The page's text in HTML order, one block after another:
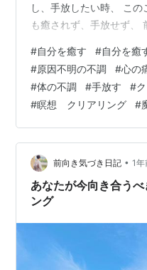
し、手放したい時、 こ
も癒されず、手放せず、
(^^) ・ 体調が悪くて、
いこと、整えることをや
うに元気にならない・・
ら、 まずは「ごめんね」
でも、 自分が人に傷つ
のか、傷ついた…
#自分を癒す #自分を癒
#原因不明の不調 #心の
#体の不調 #手放す #
#瞑想 クリアリング #
前向き気づき日記 • 1年
あなたが今向き合う
ング